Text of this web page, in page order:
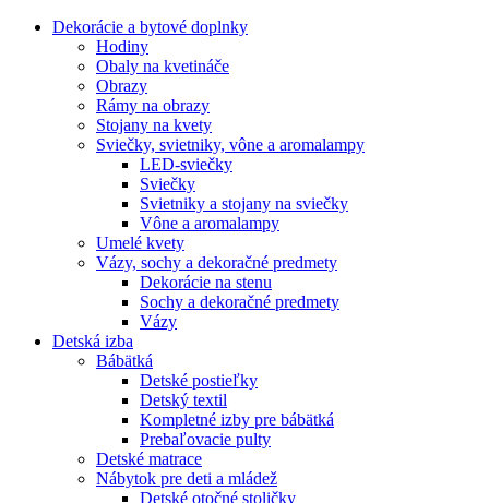
Dekorácie a bytové doplnky
Hodiny
Obaly na kvetináče
Obrazy
Rámy na obrazy
Stojany na kvety
Sviečky, svietniky, vône a aromalampy
LED-sviečky
Sviečky
Svietniky a stojany na sviečky
Vône a aromalampy
Umelé kvety
Vázy, sochy a dekoračné predmety
Dekorácie na stenu
Sochy a dekoračné predmety
Vázy
Detská izba
Bábätká
Detské postieľky
Detský textil
Kompletné izby pre bábätká
Prebaľovacie pulty
Detské matrace
Nábytok pre deti a mládež
Detské otočné stoličky